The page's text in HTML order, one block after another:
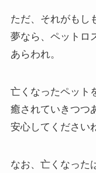
ただ、それがもし
夢なら、ペットロ
あらわれ。
亡くなったペット
癒されていきつつ
安心してください
なお、亡くなった